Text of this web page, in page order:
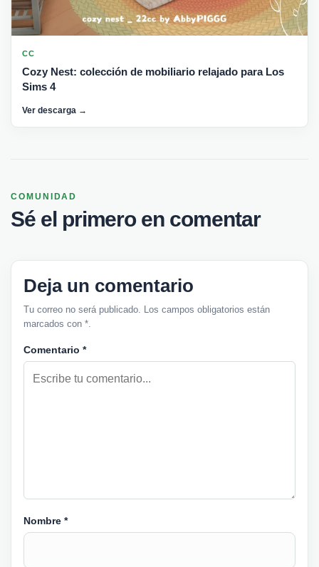
CC
Cozy Nest: colección de mobiliario relajado para Los
Sims 4
Ver descarga →
COMUNIDAD
Sé el primero en comentar
Deja un comentario
Tu correo no será publicado. Los campos obligatorios están
marcados con *.
Comentario *
Nombre *